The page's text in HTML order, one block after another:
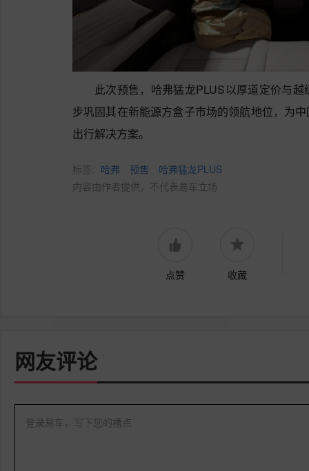
此次预售，哈弗猛龙PLUS以厚道定价与
步巩固其在新能源方盒子市场的领航地位，为
出行解决方案。
标签: 哈弗 预售
哈弗猛龙PLUS
内容由作者提供，不代表易车立场
点赞 收藏
网友评论
登录易车，写下您的槽点